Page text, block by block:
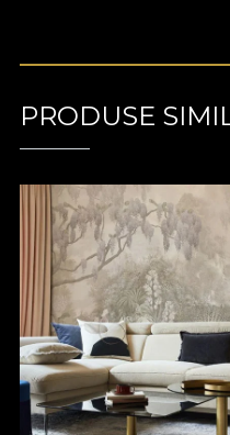
PRODUSE